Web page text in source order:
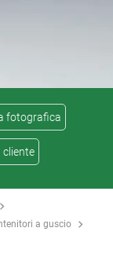
fotografica
cliente
a guscio